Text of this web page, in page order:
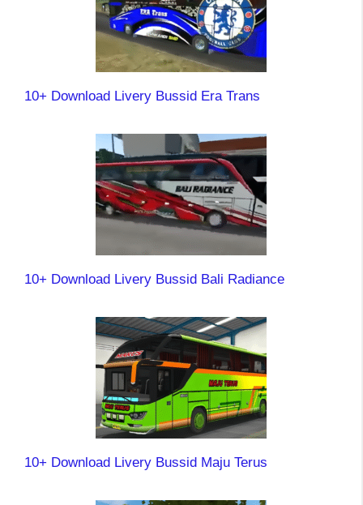
10+ Download Livery Bussid Era Trans
10+ Download Livery Bussid Bali Radiance
10+ Download Livery Bussid Maju Terus